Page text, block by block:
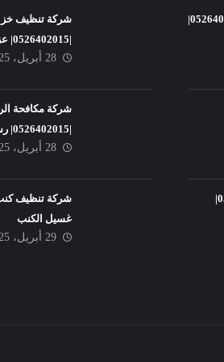
شركة تنظيف فلل في عجمان |0526402015|
شركة تنظيف كنب دبي |0526402015|
شركة تنظيف
|0526402015| عزل وصيانة
28 أبريل، 2025
شركة مكافحة
|0526402015| رش مبيدات
28 أبريل، 2025
غسيل الكنب
29 أبريل، 2025